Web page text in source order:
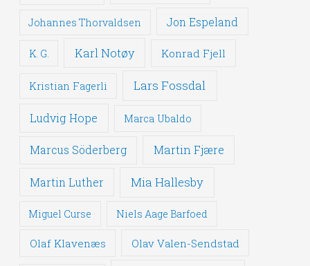
Johannes Thorvaldsen Jon Espeland
K. G. Karl Notøy Konrad Fjell
Kristian Fagerli Lars Fossdal
Ludvig Hope Marca Ubaldo
Marcus Söderberg Martin Fjære
Martin Luther Mia Hallesby
Miguel Curse Niels Aage Barfoed
Olaf Klavenæs Olav Valen-Sendstad